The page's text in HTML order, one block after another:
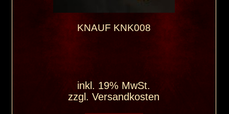
KNAUF KNK008
inkl. 19% MwSt.
zzgl.Versandkosten